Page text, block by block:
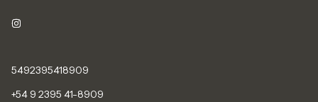
5492395418909
+54 9 2395 41-8909